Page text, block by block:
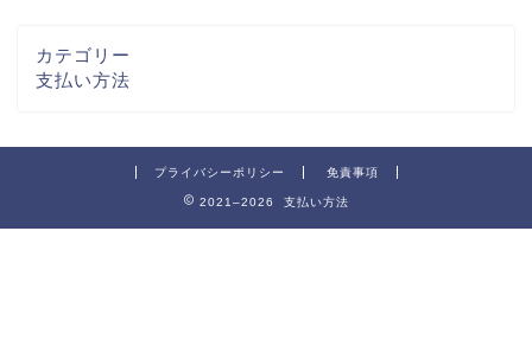
カテゴリー
支払い方法
プライバシーポリシー 免責事項
2021–2026 支払い方法